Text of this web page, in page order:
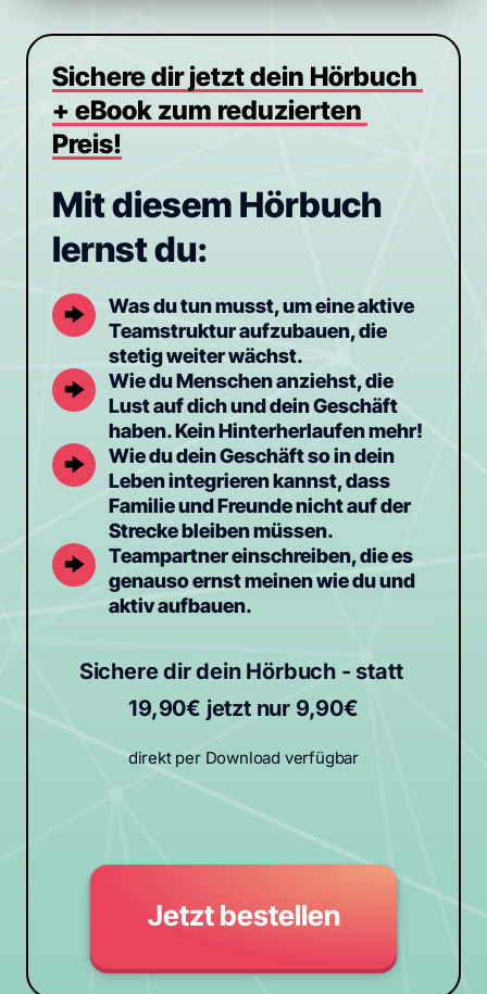
Sichere dir jetzt dein
+ eBook zum
Preis!
Mit diesem Hörbuch
lernst du:
Was du tun musst, um eine aktive
Teamstruktur aufzubauen, die
stetig weiter wächst.
Wie du Menschen anziehst, die
Lust auf dich und dein Geschäft
haben. Kein Hinterherlaufen mehr!
Wie du dein Geschäft so in dein
Leben integrieren kannst, dass
Familie und Freunde nicht auf der
Strecke bleiben müssen.
Teampartner einschreiben, die es
genauso ernst meinen wie du und
aktiv aufbauen.
Sichere dir dein Hörbuch - statt
19,90€ jetzt nur 9,90€
direkt per Download verfügbar
Jetzt bestellen